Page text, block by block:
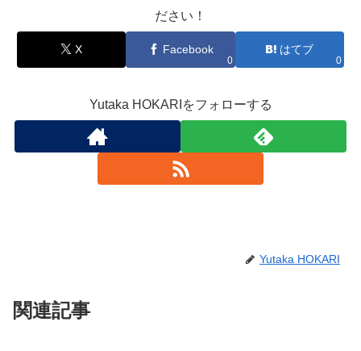
ださい！
X Facebook
0
はてブ
0
Yutaka HOKARIをフォローする
Yutaka HOKARI
関連記事